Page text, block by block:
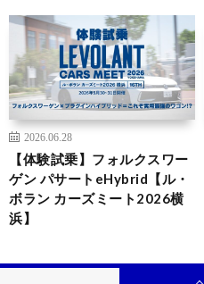
2026.06.28
【体験試乗】フォルクスワー
ゲン パサートeHybrid【ル・
ボラン カーズミート2026横
浜】